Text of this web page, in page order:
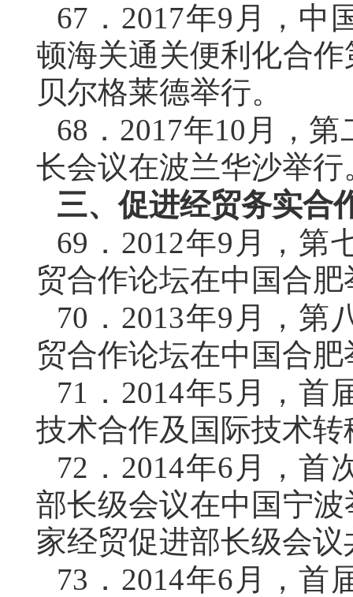
67． 2017年9月，中
顿海关通关便利化合
贝尔格莱德举行。
68． 2017年10月，
长会议在波兰华沙举行
三、促进经贸务实合
69． 2012年9月，第
贸合作论坛在中国合肥
70． 2013年9月，第
贸合作论坛在中国合肥
71． 2014年5月，首
技术合作及国际技术
72． 2014年6月，首
部长级会议在中国宁
家经贸促进部长级会
73． 2014年6月，首